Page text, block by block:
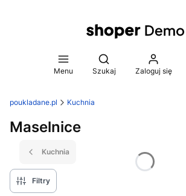
Menu
Otwórz wyszukiwarkę
Szukaj Zaloguj się
poukladane.pl Kuchnia
Maselnice
Kuchnia
Filtry